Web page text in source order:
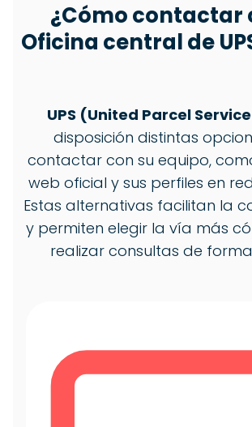
¿Cómo contactar
Oficina central de
UPS (United Parcel
disposición distintas
contactar con su equipo,
web oficial y sus perfiles en
Estas alternativas facilitan la
y permiten elegir la vía más
realizar consultas de